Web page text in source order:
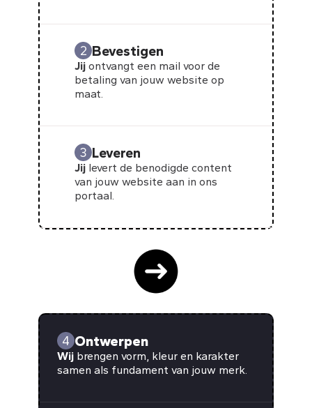
2 Bevestigen
Jij ontvangt een mail voor de
betaling van jouw website op
maat.
3 Leveren
Jij levert de benodigde content
van jouw website aan in ons
portaal.
4 Ontwerpen
Wij brengen vorm, kleur en karakter
samen als fundament van jouw merk.